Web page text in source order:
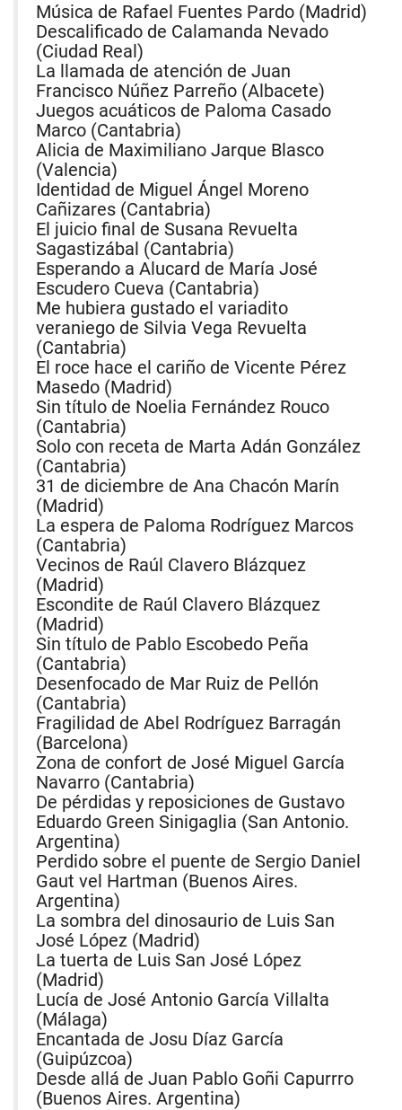
Música de Rafael Fuentes Pardo (Madrid)
Descalificado de Calamanda Nevado
(Ciudad Real)
La llamada de atención de Juan
Francisco Núñez Parreño (Albacete)
Juegos acuáticos de Paloma Casado
Marco (Cantabria)
Alicia de Maximiliano Jarque Blasco
(Valencia)
Identidad de Miguel Ángel Moreno
Cañizares (Cantabria)
El juicio final de Susana Revuelta
Sagastizábal (Cantabria)
Esperando a Alucard de María José
Escudero Cueva (Cantabria)
Me hubiera gustado el variadito
veraniego de Silvia Vega Revuelta
(Cantabria)
El roce hace el cariño de Vicente Pérez
Masedo (Madrid)
Sin título de Noelia Fernández Rouco
(Cantabria)
Solo con receta de Marta Adán González
(Cantabria)
31 de diciembre de Ana Chacón Marín
(Madrid)
La espera de Paloma Rodríguez Marcos
(Cantabria)
Vecinos de Raúl Clavero Blázquez
(Madrid)
Escondite de Raúl Clavero Blázquez
(Madrid)
Sin título de Pablo Escobedo Peña
(Cantabria)
Desenfocado de Mar Ruiz de Pellón
(Cantabria)
Fragilidad de Abel Rodríguez Barragán
(Barcelona)
Zona de confort de José Miguel García
Navarro (Cantabria)
De pérdidas y reposiciones de Gustavo
Eduardo Green Sinigaglia (San Antonio.
Argentina)
Perdido sobre el puente de Sergio Daniel
Gaut vel Hartman (Buenos Aires.
Argentina)
La sombra del dinosaurio de Luis San
José López (Madrid)
La tuerta de Luis San José López
(Madrid)
Lucía de José Antonio García Villalta
(Málaga)
Encantada de Josu Díaz García
(Guipúzcoa)
Desde allá de Juan Pablo Goñi Capurrro
(Buenos Aires. Argentina)